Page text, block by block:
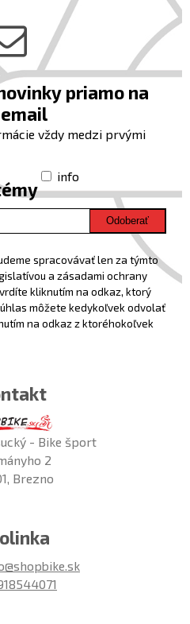
priamo na
vždy medzi prvými
info
Odoberať
spracovávať len za týmto
a zásadami ochrany
kliknutím na odkaz, ktorý
môžete kedykoľvek odvolať
na odkaz z ktoréhokoľvek
- Bike šport
2
Brezno